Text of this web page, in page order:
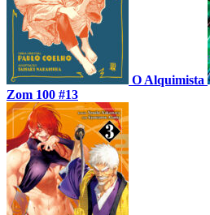
O Alquimista
Zom 100 #13